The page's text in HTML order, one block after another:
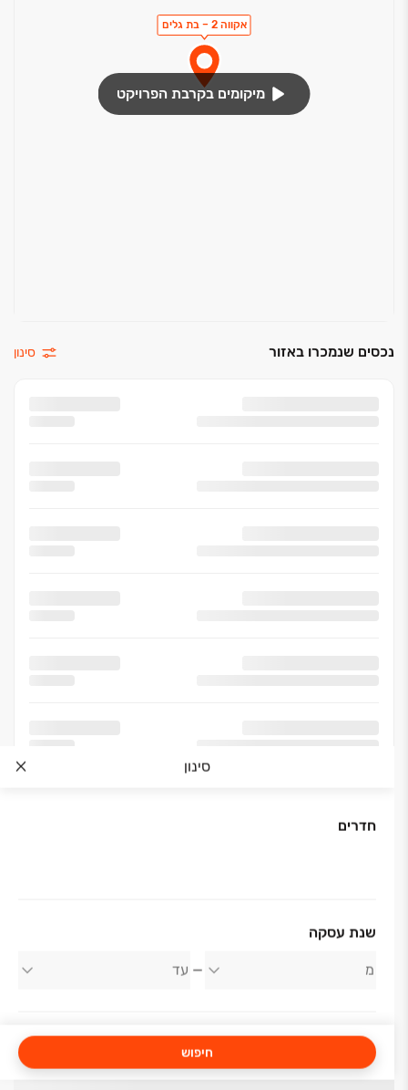
אקווה 2 – בת גלים
מיקומים בקרבת הפרויקט
נכסים שנמכרו באזור סינון
סינון
חדרים
שנת עסקה
חיפוש